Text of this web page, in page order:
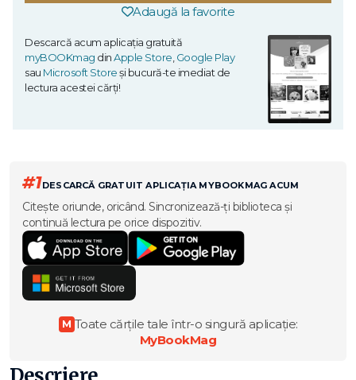
Adaugă la favorite
Descarcă acum aplicația gratuită
myBOOKmag dinApple Store Google Play
sau Microsoft Storeși bucură-te imediat de
lectura acestei cărți!
#1DESCARCĂ GRATUIT APLICAȚIA MYBOOKMAG ACUM
Citește oriunde, oricând. Sincronizează-ți biblioteca și
continuă lectura pe orice dispozitiv.
M Toate cărțile tale într-o singură aplicație:
MyBookMag